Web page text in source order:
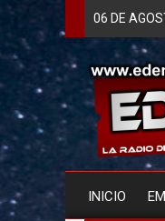
Skip
to
content
06 DE
INICIO